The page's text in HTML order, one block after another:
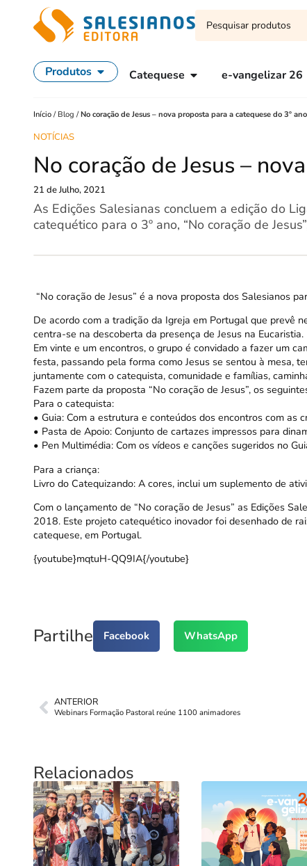
Produtos Catequese e-vangelizar 26
Início / Blog /No coração de Jesus – nova proposta para a catequese do 3º ano
NOTÍCIAS
No coração de Jesus –
21 de Julho, 2021
As Edições Salesianas concluem a edição do
catequético para o 3º ano, “No coração de
“No coração de Jesus” é a nova proposta dos Salesianos
De acordo com a tradição da Igreja em Portugal que prevê
centra-se na descoberta da presença de Jesus na Eucaristia.
Em vinte e um encontros, o grupo é convidado a fazer um
festa, passando pela forma como Jesus se sentou à mesa,
juntamente com o catequista, comunidade e famílias,
Fazem parte da proposta “No coração de Jesus”, os
Para o catequista:
• Guia: Com a estrutura e conteúdos dos encontros com as
• Pasta de Apoio: Conjunto de cartazes impressos para
• Pen Multimédia: Com os vídeos e canções sugeridos no
Para a criança:
Livro do Catequizando: A cores, inclui um suplemento de
Com o lançamento de “No coração de Jesus” as Edições
2018. Este projeto catequético inovador foi desenhado de
catequese, em Portugal.
{youtube}mqtuH-QQ9IA{/youtube}
Partilhe Facebook WhatsApp
ANTERIOR
Webinars Formação Pastoral reúne 1100 animadores
Relacionados